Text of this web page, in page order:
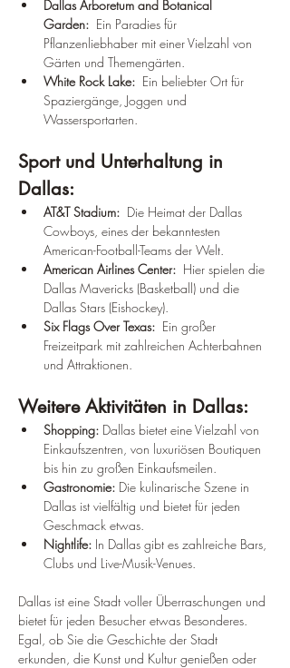
Dallas Arboretum and Botanical
Garden: Ein Paradies für
Pflanzenliebhaber mit einer Vielzahl von
Gärten und Themengärten.
White Rock Lake: Ein beliebter Ort für
Spaziergänge, Joggen und
Wassersportarten.
Sport und Unterhaltung in
Dallas:
AT&T Stadium: Die Heimat der Dallas
Cowboys, eines der bekanntesten
American-Football-Teams der Welt.
American Airlines Center: Hier spielen die
Dallas Mavericks (Basketball) und die
Dallas Stars (Eishockey).
Six Flags Over Texas: Ein großer
Freizeitpark mit zahlreichen Achterbahnen
und Attraktionen.
Weitere Aktivitäten in Dallas:
Shopping: Dallas bietet eine Vielzahl von
Einkaufszentren, von luxuriösen Boutiquen
bis hin zu großen Einkaufsmeilen.
Gastronomie: Die kulinarische Szene in
Dallas ist vielfältig und bietet für jeden
Geschmack etwas.
Nightlife: In Dallas gibt es zahlreiche Bars,
Clubs und Live-Musik-Venues.
Dallas ist eine Stadt voller Überraschungen und
bietet für jeden Besucher etwas Besonderes.
Egal, ob Sie die Geschichte der Stadt
erkunden, die Kunst und Kultur genießen oder